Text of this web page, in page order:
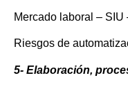
Mercado laboral – SIU
Riesgos de
5- Elaboración,